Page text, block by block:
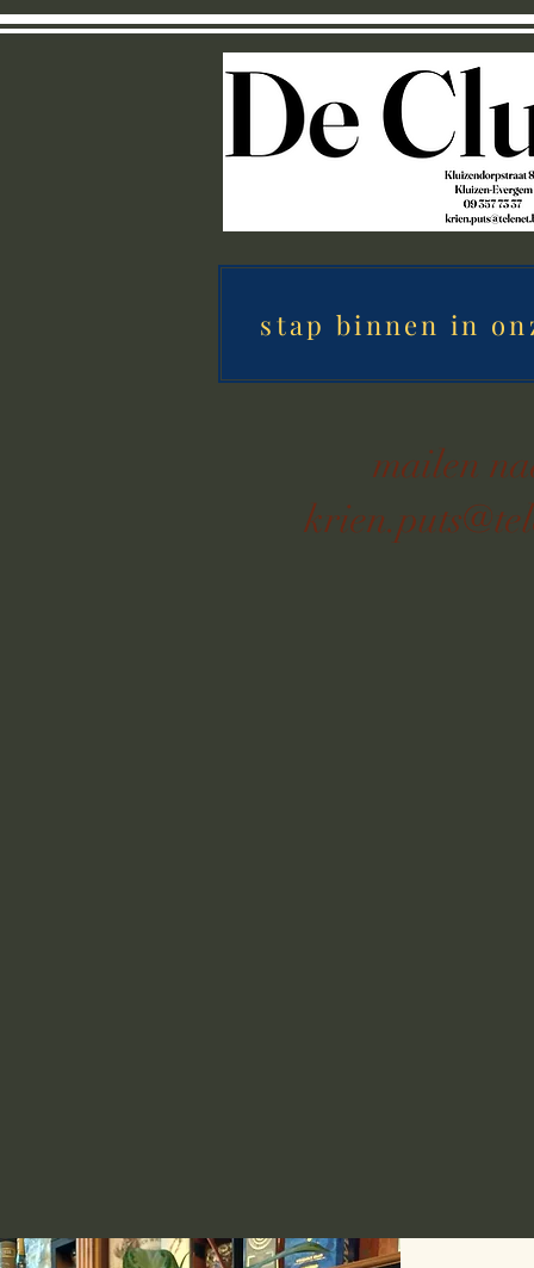
stap binnen in
mailen